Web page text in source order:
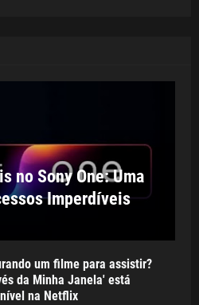
no Sony One: Uma
Imperdíveis
um filme para assistir?
da Minha Janela' está
na Netflix